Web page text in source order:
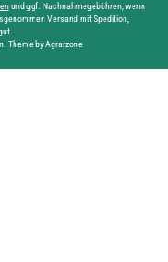
und ggf. Nachnahmegebühren, wenn
Versand mit Spedition,
Theme by Agrarzone